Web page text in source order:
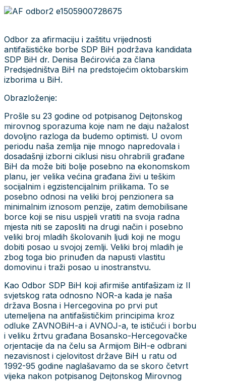
Odbor za afirmaciju i zaštitu vrijednosti
antifašističke borbe SDP BiH podržava kandidata
SDP BiH dr. Denisa Bećirovića za člana
Predsjedništva BiH na predstojećim oktobarskim
izborima u BiH.
Obrazloženje:
Prošle su 23 godine od potpisanog Dejtonskog
mirovnog sporazuma koje nam ne daju nažalost
dovoljno razloga da budemo optimisti. U ovom
periodu naša zemlja nije mnogo napredovala i
dosadašnji izborni ciklusi nisu ohrabrili građane
BiH da može biti bolje posebno na ekonomskom
planu, jer velika većina građana živi u teškim
socijalnim i egzistencijalnim prilikama. To se
posebno odnosi na veliki broj penzionera sa
minimalnim iznosom penzije, zatim demobilisane
borce koji se nisu uspjeli vratiti na svoja radna
mjesta niti se zaposliti na drugi način i posebno
veliki broj mladih školovanih ljudi koji ne mogu
dobiti posao u svojoj zemlji. Veliki broj mladih je
zbog toga bio prinuđen da napusti vlastitu
domovinu i traži posao u inostranstvu.
Kao Odbor SDP BiH koji afirmiše antifašizam iz II
svjetskog rata odnosno NOR-a kada je naša
država Bosna i Hercegovina po prvi put
utemeljena na antifašističkim principima kroz
odluke ZAVNOBiH-a i AVNOJ-a, te ističući i borbu
i veliku žrtvu građana Bosansko-Hercegovačke
orjentacije da na čelu sa Armijom BiH-e odbrani
nezavisnost i cjelovitost države BiH u ratu od
1992-95 godine naglašavamo da se skoro četvrt
vijeka nakon potpisanog Dejtonskog Mirovnog